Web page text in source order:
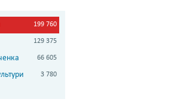
199 760
129 375
66 605
3 780